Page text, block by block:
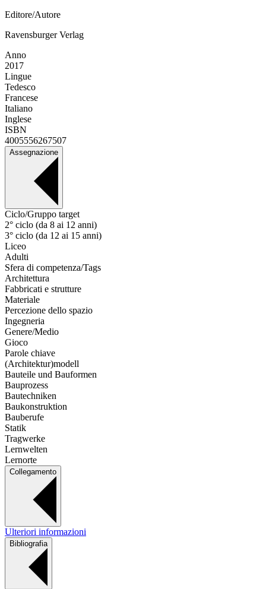
Editore/Autore
Ravensburger Verlag
Anno
2017
Lingue
Tedesco
Francese
Italiano
Inglese
ISBN
4005556267507
Assegnazione
Ciclo/Gruppo target
2° ciclo (da 8 ai 12 anni)
3° ciclo (da 12 ai 15 anni)
Liceo
Adulti
Sfera di competenza/Tags
Architettura
Fabbricati e strutture
Materiale
Percezione dello spazio
Ingegneria
Genere/Medio
Gioco
Parole chiave
(Architektur)modell
Bauteile und Bauformen
Bauprozess
Bautechniken
Baukonstruktion
Bauberufe
Statik
Tragwerke
Lernwelten
Lernorte
Collegamento
Ulteriori informazioni
Bibliografia